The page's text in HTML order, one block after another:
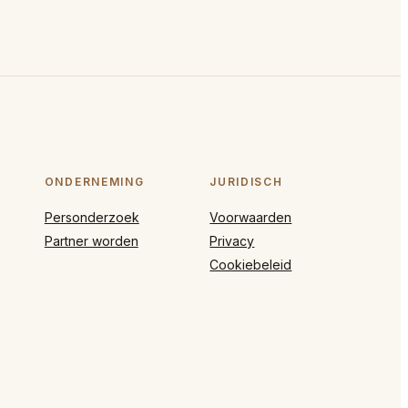
ONDERNEMING
Personderzoek
Partner worden
JURIDISCH
Voorwaarden
Privacy
Cookiebeleid